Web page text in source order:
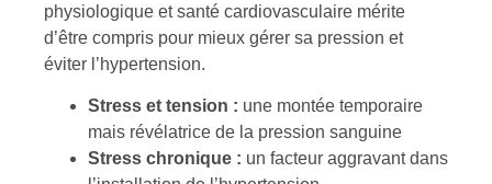
physiologique et santé cardiovasculaire mérite
d’être compris pour mieux gérer sa pression et
éviter l’hypertension.
Stress et tension : une montée temporaire
mais révélatrice de la pression sanguine
Stress chronique : un facteur aggravant dans